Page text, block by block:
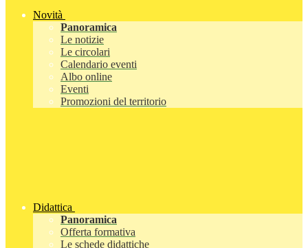
Novità
Panoramica
Le notizie
Le circolari
Calendario eventi
Albo online
Eventi
Promozioni del territorio
Didattica
Panoramica
Offerta formativa
Le schede didattiche